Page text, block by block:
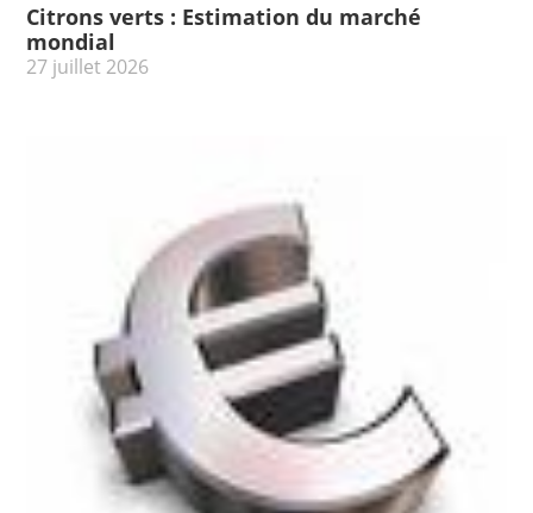
Citrons verts : Estimation du marché
mondial
27 juillet 2026